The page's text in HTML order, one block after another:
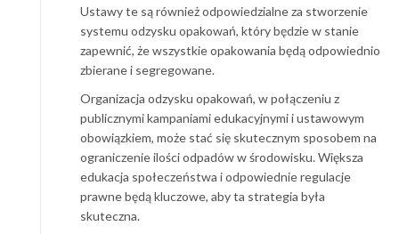
Ustawy te są również odpowiedzialne za stworzenie
systemu odzysku opakowań, który będzie w stanie
zapewnić, że wszystkie opakowania będą odpowiednio
zbierane i segregowane.
Organizacja odzysku opakowań, w połączeniu z
publicznymi kampaniami edukacyjnymi i ustawowym
obowiązkiem, może stać się skutecznym sposobem na
ograniczenie ilości odpadów w środowisku. Większa
edukacja społeczeństwa i odpowiednie regulacje
prawne będą kluczowe, aby ta strategia była
skuteczna.